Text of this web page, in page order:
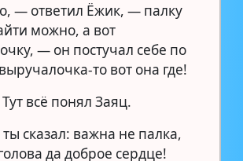
— ответил Ёжик, — палку
можно, а вот
— он постучал себе по
то вот она где!
Тут всё понял Заяц.
сказал: важна не палка,
да доброе сердце!